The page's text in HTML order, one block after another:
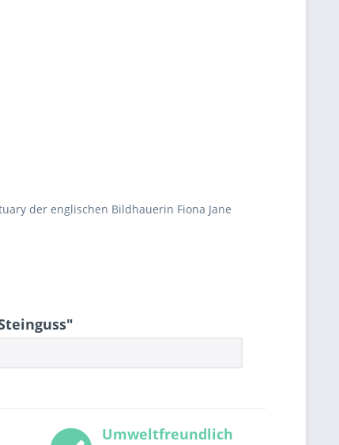
der englischen Bildhauerin Fiona Jane
Umweltfreundlich